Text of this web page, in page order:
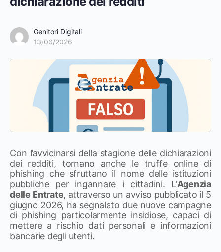
Genitori Digitali
13/06/2026
Con l’avvicinarsi della stagione delle dichiarazioni
dei redditi, tornano anche le truffe online di
phishing che sfruttano il nome delle istituzioni
pubbliche per ingannare i cittadini. L’Agenzia
delle Entrate, attraverso un avviso pubblicato il 5
giugno 2026, ha segnalato due nuove campagne
di phishing particolarmente insidiose, capaci di
mettere a rischio dati personali e informazioni
bancarie degli utenti.